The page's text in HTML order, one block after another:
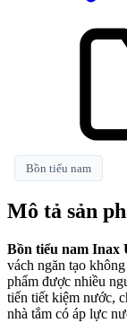
Bồn tiểu nam
Mô tả sản
Bồn tiểu nam Inax
vách ngăn tạo
phẩm được nhiều
tiến tiết kiệm nước,
nhà tắm có áp lực